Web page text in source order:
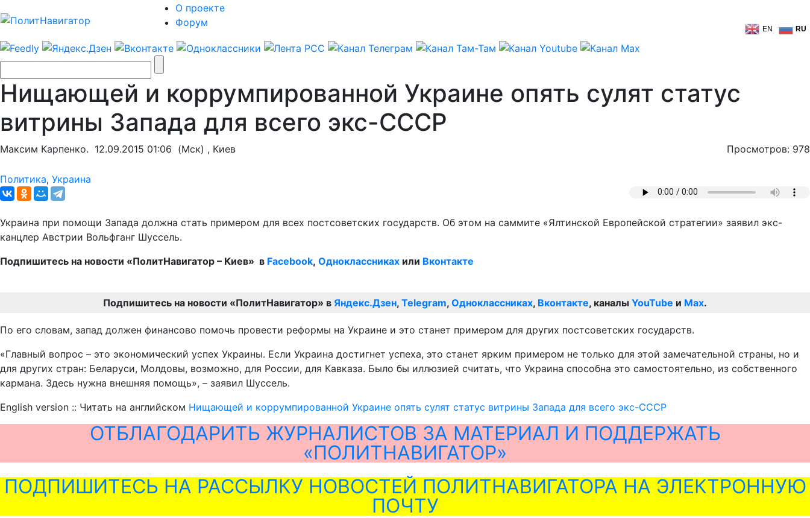
О проекте
Форум
EN RU
Нищающей и коррумпированной Украине опять сулят статус
витрины Запада для всего экс-СССР
Максим Карпенко. 12.09.2015 01:06 (Мск) , Киев Просмотров: 978
Политика, Украина
Украина при помощи Запада должна стать примером для всех постсоветских государств. Об этом на саммите «Ялтинской Европейской стратегии» заявил экс-
канцлер Австрии Вольфганг Шуссель.
Подпишитесь на новости «ПолитНавигатор – Киев» в Facebook, Одноклассниках или Вконтакте
Подпишитесь на новости «ПолитНавигатор» в Яндекс.Дзен, Telegram, Одноклассниках, Вконтакте, каналы YouTube и Max.
По его словам, запад должен финансово помочь провести реформы на Украине и это станет примером для других постсоветских государств.
«Главный вопрос – это экономический успех Украины. Если Украина достигнет успеха, это станет ярким примером не только для этой замечательной страны, но и
для других стран: Беларуси, Молдовы, возможно, для России, для Кавказа. Было бы иллюзией считать, что Украина способна это самостоятельно, из собственного
кармана. Здесь нужна внешняя помощь», – заявил Шуссель.
English version :: Читать на английском Нищающей и коррумпированной Украине опять сулят статус витрины Запада для всего экс-СССР
ОТБЛАГОДАРИТЬ ЖУРНАЛИСТОВ ЗА МАТЕРИАЛ И ПОДДЕРЖАТЬ
«ПОЛИТНАВИГАТОР»
ПОДПИШИТЕСЬ НА РАССЫЛКУ НОВОСТЕЙ ПОЛИТНАВИГАТОРА НА ЭЛЕКТРОННУЮ
ПОЧТУ